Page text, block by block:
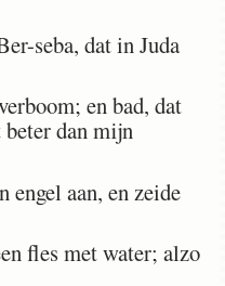
seba, dat in Juda
en bad, dat
dan mijn
engel aan, en zeide
fles met water; alzo